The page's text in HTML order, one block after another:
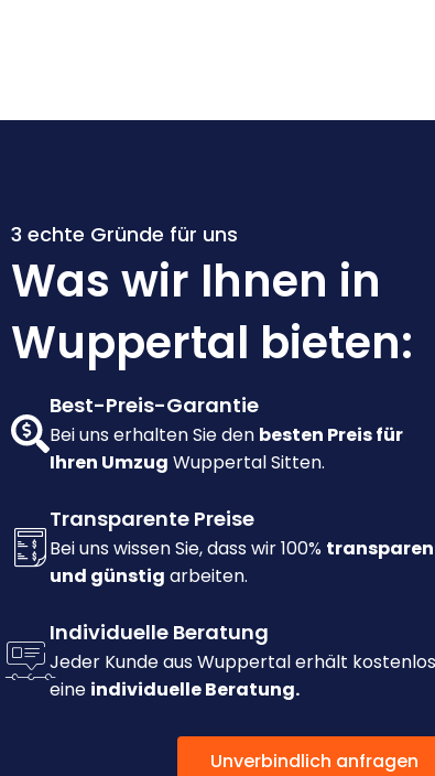
3 echte Gründe für uns
Was wir Ihnen in
Wuppertal bieten:
Best-Preis-Garantie
Bei uns erhalten Sie den besten Preis für
Ihren Umzug Wuppertal Sitten.
Transparente Preise
Bei uns wissen Sie, dass wir 100%
und günstig arbeiten.
Individuelle Beratung
Jeder Kunde aus Wuppertal erhält kostenlos
eine individuelle Beratung.
Unverbindlich anfragen